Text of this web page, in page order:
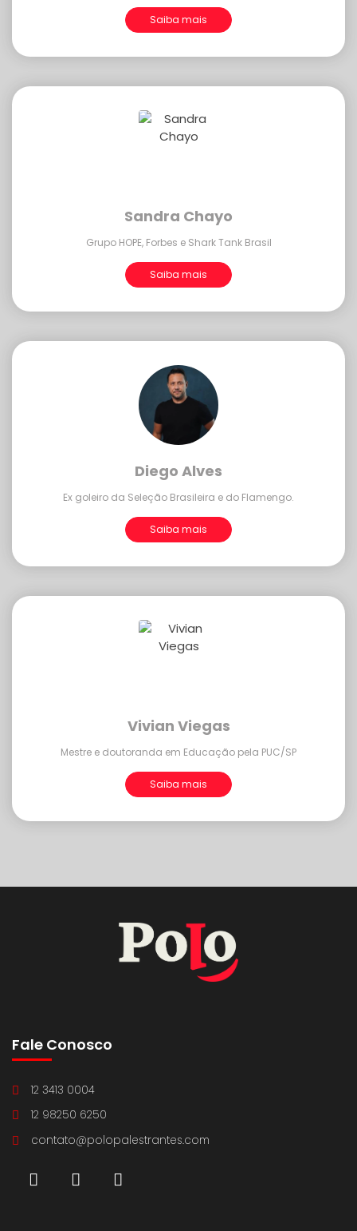
Saiba mais
Sandra Chayo
Grupo HOPE, Forbes e Shark Tank Brasil
Saiba mais
Diego Alves
Ex goleiro da Seleção Brasileira e do Flamengo.
Saiba mais
Vivian Viegas
Mestre e doutoranda em Educação pela PUC/SP
Saiba mais
Fale Conosco
12 3413 0004
12 98250 6250
contato@polopalestrantes.com